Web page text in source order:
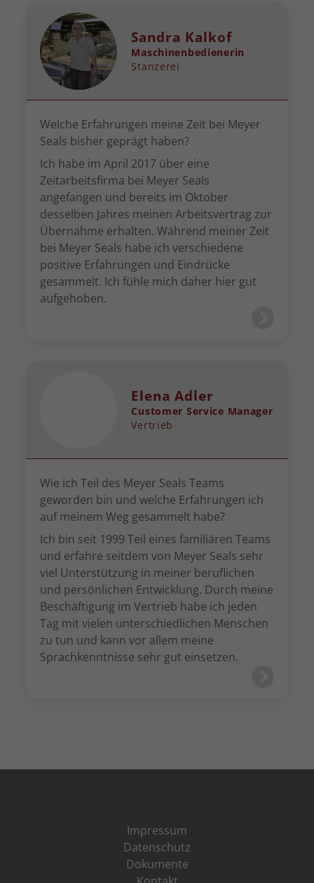
Sandra Kalkof
Maschinenbedienerin
Stanzerei
Welche Erfahrungen meine Zeit bei Meyer
Seals bisher geprägt haben?
Ich habe im April 2017 über eine
Zeitarbeitsfirma bei Meyer Seals
angefangen und bereits im Oktober
desselben Jahres meinen Arbeitsvertrag zur
Übernahme erhalten. Während meiner Zeit
bei Meyer Seals habe ich verschiedene
positive Erfahrungen und Eindrücke
gesammelt. Ich fühle mich daher hier gut
aufgehoben.
Elena Adler
Customer Service Manager
Vertrieb
Wie ich Teil des Meyer Seals Teams
geworden bin und welche Erfahrungen ich
auf meinem Weg gesammelt habe?
Ich bin seit 1999 Teil eines familiären Teams
und erfahre seitdem von Meyer Seals sehr
viel Unterstützung in meiner beruflichen
und persönlichen Entwicklung. Durch meine
Beschäftigung im Vertrieb habe ich jeden
Tag mit vielen unterschiedlichen Menschen
zu tun und kann vor allem meine
Sprachkenntnisse sehr gut einsetzen.
Impressum
Datenschutz
Dokumente